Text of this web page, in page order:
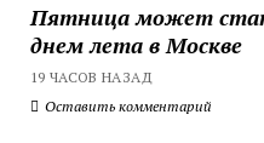
Пятница может
днем лета в Москве
19 ЧАСОВ НАЗАД
Оставить комментарий